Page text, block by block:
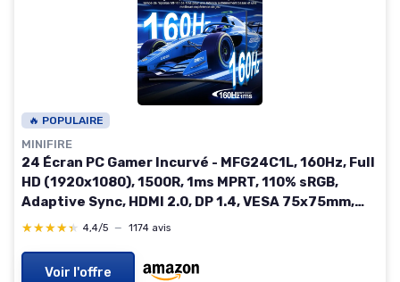
🔥 POPULAIRE
MINIFIRE
24 Écran PC Gamer Incurvé - MFG24C1L, 160Hz, Full
HD (1920x1080), 1500R, 1ms MPRT, 110% sRGB,
Adaptive Sync, HDMI 2.0, DP 1.4, VESA 75x75mm,
Filtre à Lumière Bleue Anti-Fatigue 24 Pouces
★★★★★
★★★★★ 4,4/5 — 1174 avis
Voir l'offre